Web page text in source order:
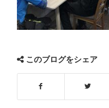
このブログをシェア